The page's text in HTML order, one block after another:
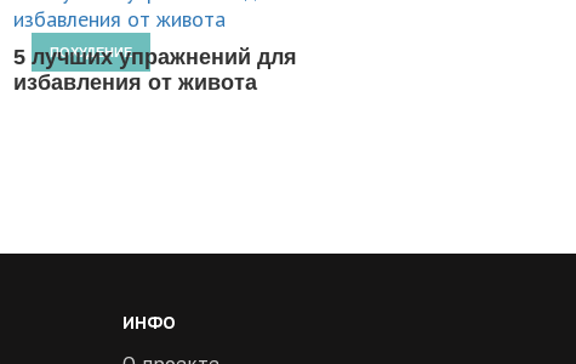
ПОХУДЕНИЕ
5 лучших упражнений для
избавления от живота
ИНФО